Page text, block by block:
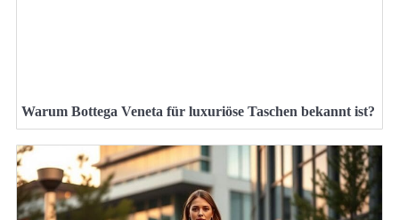
Warum Bottega Veneta für luxuriöse Taschen bekannt ist?